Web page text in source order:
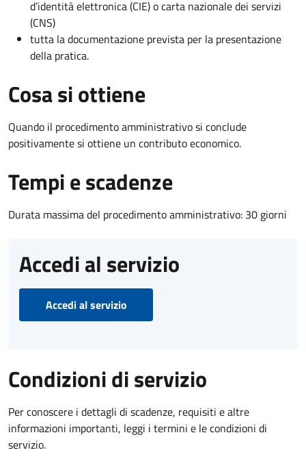
d’identità elettronica (CIE) o carta nazionale dei servizi
(CNS)
tutta la documentazione prevista per la presentazione
della pratica.
Cosa si ottiene
Quando il procedimento amministrativo si conclude
positivamente si ottiene un contributo economico.
Tempi e scadenze
Durata massima del procedimento amministrativo: 30 giorni
Accedi al servizio
Accedi al servizio
Condizioni di servizio
Per conoscere i dettagli di scadenze, requisiti e altre
informazioni importanti, leggi i termini e le condizioni di
servizio.